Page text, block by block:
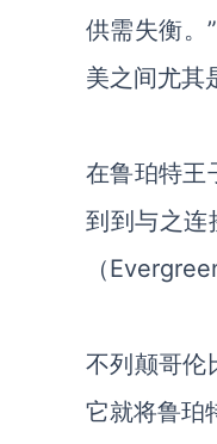
供需失衡。
美之间尤其
在鲁珀特王
到 到与之连
（
不列颠哥伦
它就将鲁珀